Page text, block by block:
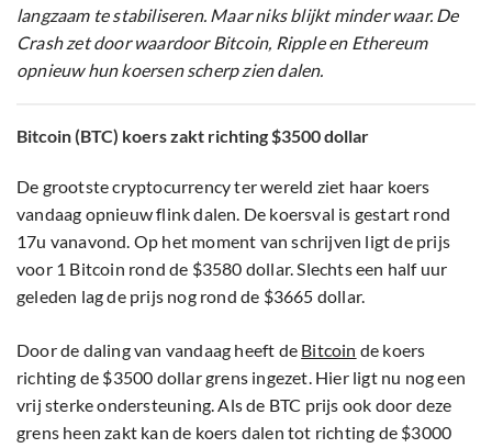
langzaam te stabiliseren. Maar niks blijkt minder waar. De
Crash zet door waardoor Bitcoin, Ripple en Ethereum
opnieuw hun koersen scherp zien dalen.
Bitcoin (BTC) koers zakt richting $3500 dollar
De grootste cryptocurrency ter wereld ziet haar koers
vandaag opnieuw flink dalen. De koersval is gestart rond
17u vanavond. Op het moment van schrijven ligt de prijs
voor 1 Bitcoin rond de $3580 dollar. Slechts een half uur
geleden lag de prijs nog rond de $3665 dollar.
Door de daling van vandaag heeft de Bitcoin de koers
richting de $3500 dollar grens ingezet. Hier ligt nu nog een
vrij sterke ondersteuning. Als de BTC prijs ook door deze
grens heen zakt kan de koers dalen tot richting de $3000